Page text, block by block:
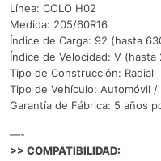
Línea: COLO H02
Medida: 205/60R16
Índice de Carga: 92 (hasta
Índice de Velocidad: V (hasta
Tipo de Construcción: Radial
Tipo de Vehículo: Automóvil
Garantía de Fábrica: 5 años
—-
>> COMPATIBILIDAD: